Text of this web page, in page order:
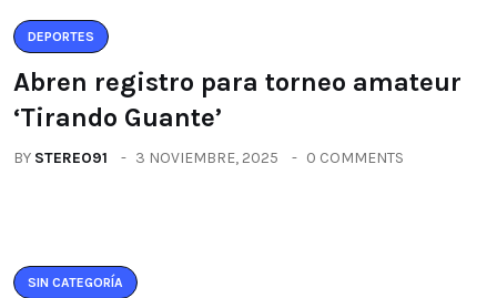
DEPORTES
Abren registro para torneo amateur
‘Tirando Guante’
BY STEREO91 3 NOVIEMBRE, 2025 0 COMMENTS
SIN CATEGORÍA